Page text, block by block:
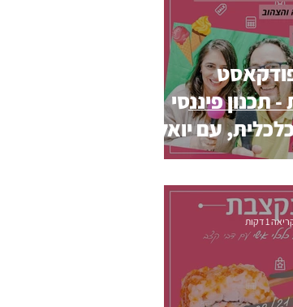
טלוויזיה
בפודקאסט
פיננסי
עם יואל
1 דקות